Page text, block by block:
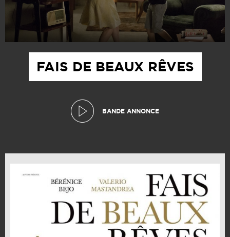
ÉDUCATION AUX IMAGES
FAIS DE BEAUX RÊVES
BANDE ANNONCE